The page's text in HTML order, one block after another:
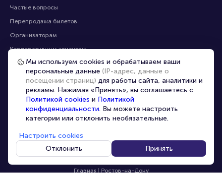
Частые вопросы
Перепродажа билетов
Организаторам
Корпоративным клиентам
VIP-билеты
Условия использования
Персональные данные
Контакты
Карта сайта
Управление cookies
8-800-500-42-62
info@portalbilet.ru
Все площадки
Главная | Ростов-на-Дону
Мы используем cookies и обрабатываем ваши
персональные данные (IP-адрес, данные о
посещении страниц) для работы сайта, аналитики и
рекламы. Нажимая «Принять», вы соглашаетесь с
Политикой cookies и Политикой
конфиденциальности. Вы можете настроить
категории или отклонить необязательные.
Настроить cookies
Отклонить
Принять